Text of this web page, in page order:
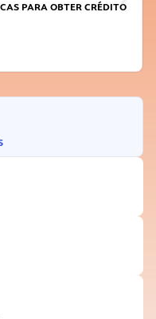
PARA OBTER CRÉDITO